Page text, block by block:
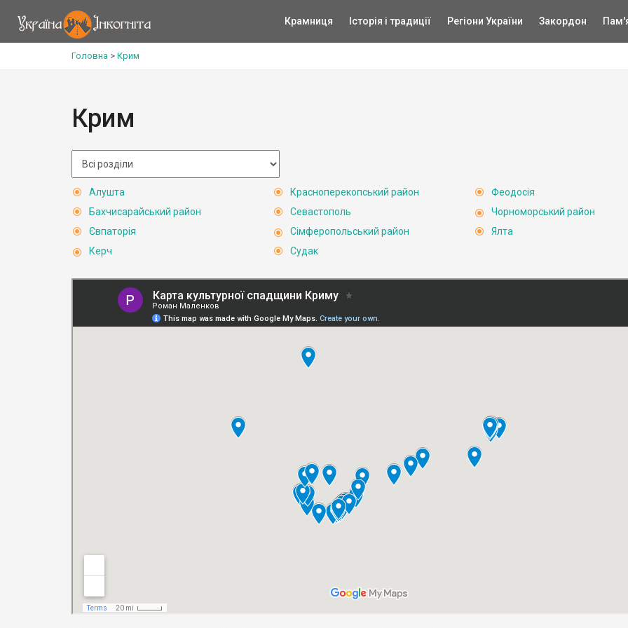
Крамниця Історія і традиції Регіони України Закордон
Головна > Крим
Крим
Алушта
Бахчисарайський район
Євпаторія
Керч
Красноперекопський район
Севастополь
Сімферопольський район
Судак
Феодосія
Чорноморський район
Ялта